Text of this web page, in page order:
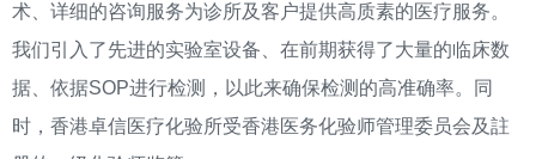
术、详细的咨询服务为诊所及客户提供高质素的医疗服务。
我们引入了先进的实验室设备、在前期获得了大量的临床数
据、依据SOP进行检测，以此来确保检测的高准确率。同
时，香港卓信医疗化验所受香港医务化验师管理委员会及註